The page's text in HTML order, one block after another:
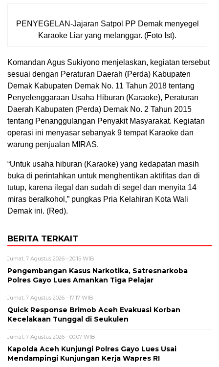
PENYEGELAN-Jajaran Satpol PP Demak menyegel
Karaoke Liar yang melanggar. (Foto Ist).
Komandan Agus Sukiyono menjelaskan, kegiatan tersebut
sesuai dengan Peraturan Daerah (Perda) Kabupaten
Demak Kabupaten Demak No. 11 Tahun 2018 tentang
Penyelenggaraan Usaha Hiburan (Karaoke), Peraturan
Daerah Kabupaten (Perda) Demak No. 2 Tahun 2015
tentang Penanggulangan Penyakit Masyarakat. Kegiatan
operasi ini menyasar sebanyak 9 tempat Karaoke dan
warung penjualan MIRAS.
“Untuk usaha hiburan (Karaoke) yang kedapatan masih
buka di perintahkan untuk menghentikan aktifitas dan di
tutup, karena ilegal dan sudah di segel dan menyita 14
miras beralkohol,” pungkas Pria Kelahiran Kota Wali
Demak ini. (Red).
BERITA TERKAIT
Jumat, 7 Agustus 2026 - 20:15 WIB
Pengembangan Kasus Narkotika, Satresnarkoba
Polres Gayo Lues Amankan Tiga Pelajar
Jumat, 7 Agustus 2026 - 17:17 WIB
Quick Response Brimob Aceh Evakuasi Korban
Kecelakaan Tunggal di Seukulen
Jumat, 7 Agustus 2026 - 00:07 WIB
Kapolda Aceh Kunjungi Polres Gayo Lues Usai
Mendampingi Kunjungan Kerja Wapres RI